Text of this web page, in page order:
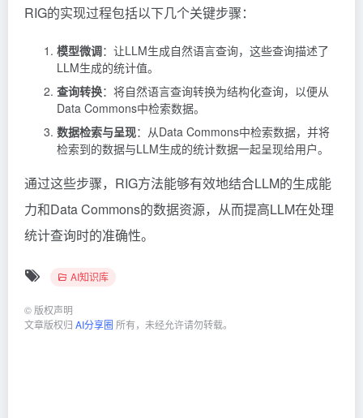
RIG的实现过程包括以下几个关键步骤：
模型微调：让LLM生成自然语言查询，这些查询描述了
LLM生成的统计值。
查询转换：将自然语言查询转换为结构化查询，以便从
Data Commons中检索数据。
数据检索与呈现：从Data Commons中检索数据，并将
检索到的数据与LLM生成的统计数据一起呈现给用户。
通过这些步骤，RIG方法能够有效地结合LLM的生成能
力和Data Commons的数据资源，从而提高LLM在处理
统计查询时的准确性。
AI知识库
© 版权声明
文章版权归 AI分享圈 所有，未经允许请勿转载。